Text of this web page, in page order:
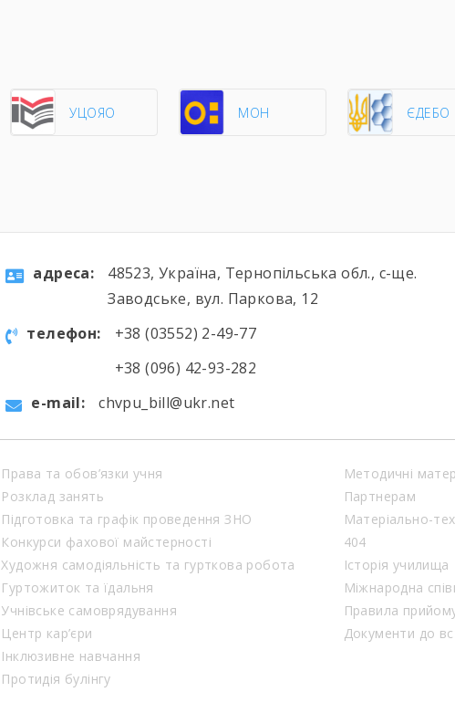
УЦОЯО МОН ЄДЕБО
aдресa:
48523, Україна, Тернопільська обл., с-ще.
Заводське, вул. Паркова, 12
телефон:
+38 (03552) 2-49-77
+38 (096) 42-93-282
e-mail:
chvpu_bill@ukr.net
Права та обов’язки учня
Розклад занять
Підготовка та графік проведення ЗНО
Конкурси фахової майстерності
Художня самодіяльність та гурткова робота
Гуртожиток та їдальня
Учнівське самоврядування
Центр кар’єри
Інклюзивне навчання
Протидія булінгу
Методичні
Партнерам
Матеріально-
404
Історія училища
Міжнародна
Правила
Документи до